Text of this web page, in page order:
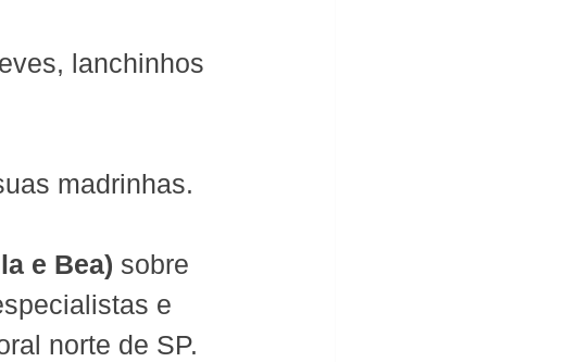
lanchinhos
madrinhas.
e Bea) sobre
e
norte de SP.